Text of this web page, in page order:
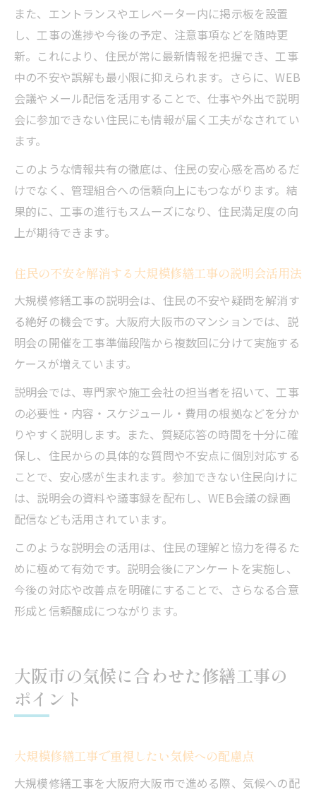
また、エントランスやエレベーター内に掲示板を設置
し、工事の進捗や今後の予定、注意事項などを随時更
新。これにより、住民が常に最新情報を把握でき、工事
中の不安や誤解も最小限に抑えられます。さらに、WEB
会議やメール配信を活用することで、仕事や外出で説明
会に参加できない住民にも情報が届く工夫がなされてい
ます。
このような情報共有の徹底は、住民の安心感を高めるだ
けでなく、管理組合への信頼向上にもつながります。結
果的に、工事の進行もスムーズになり、住民満足度の向
上が期待できます。
住民の不安を解消する大規模修繕工事の説明会活用法
大規模修繕工事の説明会は、住民の不安や疑問を解消す
る絶好の機会です。大阪府大阪市のマンションでは、説
明会の開催を工事準備段階から複数回に分けて実施する
ケースが増えています。
説明会では、専門家や施工会社の担当者を招いて、工事
の必要性・内容・スケジュール・費用の根拠などを分か
りやすく説明します。また、質疑応答の時間を十分に確
保し、住民からの具体的な質問や不安点に個別対応する
ことで、安心感が生まれます。参加できない住民向けに
は、説明会の資料や議事録を配布し、WEB会議の録画
配信なども活用されています。
このような説明会の活用は、住民の理解と協力を得るた
めに極めて有効です。説明会後にアンケートを実施し、
今後の対応や改善点を明確にすることで、さらなる合意
形成と信頼醸成につながります。
大阪市の気候に合わせた修繕工事の
ポイント
大規模修繕工事で重視したい気候への配慮点
大規模修繕工事を大阪府大阪市で進める際、気候への配